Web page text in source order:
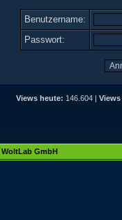
Benutzername:
Passwort:
Views heute: 146.604 |
WoltLab GmbH